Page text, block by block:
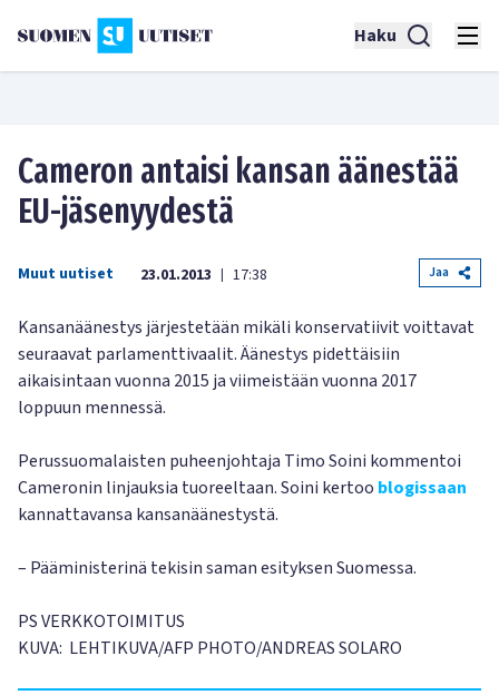
Haku
Cameron antaisi kansan äänestää
EU-jäsenyydestä
Muut uutiset 23.01.2013 | 17:38 Jaa
Kansanäänestys järjestetään mikäli konservatiivit voittavat
seuraavat parlamenttivaalit. Äänestys pidettäisiin
aikaisintaan vuonna 2015 ja viimeistään vuonna 2017
loppuun mennessä.
Perussuomalaisten puheenjohtaja Timo Soini kommentoi
Cameronin linjauksia tuoreeltaan. Soini kertoo blogissaan
kannattavansa kansanäänestystä.
– Pääministerinä tekisin saman esityksen Suomessa.
PS VERKKOTOIMITUS
KUVA: LEHTIKUVA/AFP PHOTO/ANDREAS SOLARO